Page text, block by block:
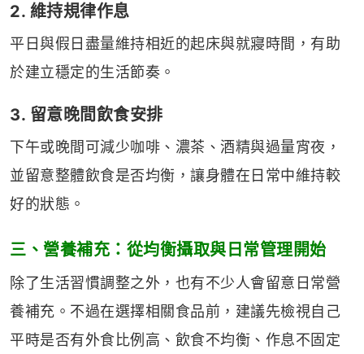
2. 維持規律作息
平日與假日盡量維持相近的起床與就寢時間，有助
於建立穩定的生活節奏。
3. 留意晚間飲食安排
下午或晚間可減少咖啡、濃茶、酒精與過量宵夜，
並留意整體飲食是否均衡，讓身體在日常中維持較
好的狀態。
三、 營養補充：從均衡攝取與日常管理開始
除了生活習慣調整之外，也有不少人會留意日常營
養補充。不過在選擇相關食品前，建議先檢視自己
平時是否有外食比例高、飲食不均衡、作息不固定